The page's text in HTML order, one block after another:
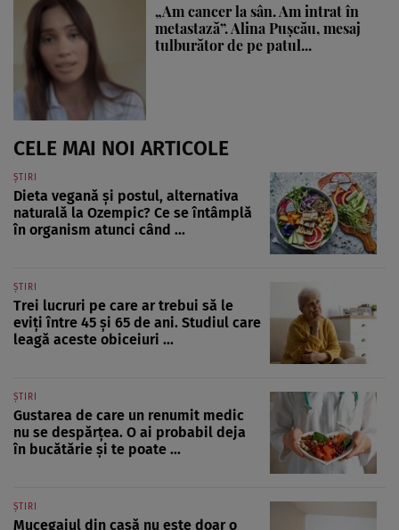
„Am cancer la sân. Am intrat în
metastază”. Alina Pușcău, mesaj
tulburător de pe patul...
CELE MAI NOI ARTICOLE
ȘTIRI
Dieta vegană și postul, alternativa
naturală la Ozempic? Ce se întâmplă
în organism atunci când ...
ȘTIRI
Trei lucruri pe care ar trebui să le
eviți între 45 și 65 de ani. Studiul care
leagă aceste obiceiuri ...
ȘTIRI
Gustarea de care un renumit medic
nu se despărțea. O ai probabil deja
în bucătărie și te poate ...
ȘTIRI
Mucegaiul din casă nu este doar o